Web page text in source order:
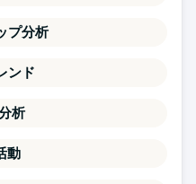
プ分析
ンド
析
動